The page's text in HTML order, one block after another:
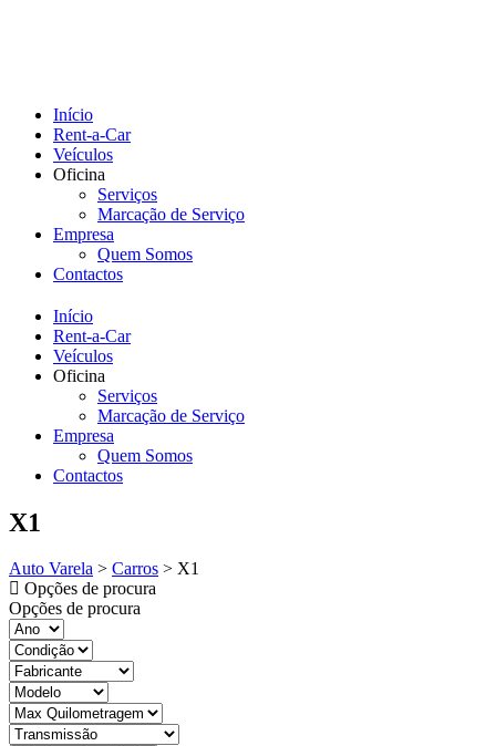
Início
Rent-a-Car
Veículos
Oficina
Serviços
Marcação de Serviço
Empresa
Quem Somos
Contactos
Início
Rent-a-Car
Veículos
Oficina
Serviços
Marcação de Serviço
Empresa
Quem Somos
Contactos
X1
Auto Varela > Carros > X1
Opções de procura
Opções de procura